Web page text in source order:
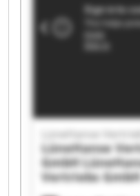
Vertriebs GmbH
LüneHanse
Vertriebs GmbH
LüneHanse
LüneHanse
LüneHanse
GmbH
Vertriebs GmbH